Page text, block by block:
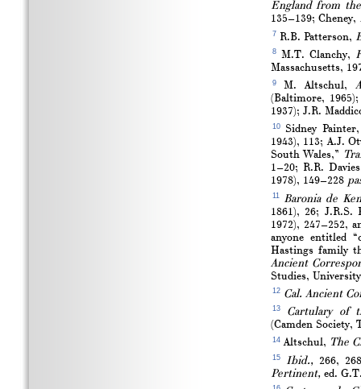
England from
135–139; Cheney,
7 R.B. Patterson,
8M.T. Clanchy,
Massachusetts,
9M. Altschul,
(Baltimore,
1937); J.R.
10Sidney
1943), 113; A.J.
South Wales,”
1–20; R.R.
1978), 149–228
11
Baronia de
1861), 26;
1972), 247–252,
anyone entitled
Hastings family
Ancient
Studies,
12 Cal. Ancient
13
Cartulary of
(Camden
14Altschul, The
15 Ibid., 266,
Pertinent, ed.